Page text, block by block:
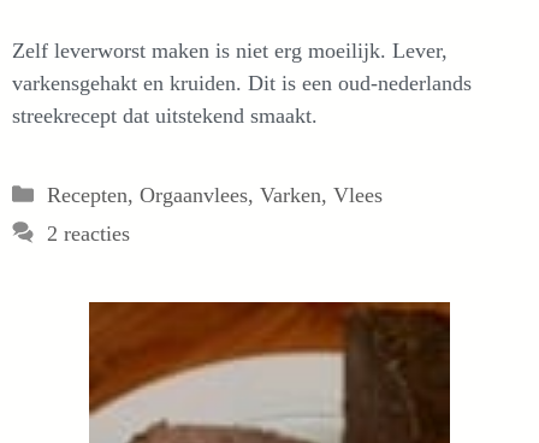
Zelf leverworst maken is niet erg moeilijk. Lever,
varkensgehakt en kruiden. Dit is een oud-nederlands
streekrecept dat uitstekend smaakt.
Categorieën
Recepten, Orgaanvlees, Varken, Vlees
2 reacties